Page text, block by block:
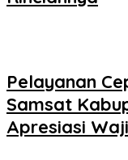
Pelayanan
Samsat
Apresiasi